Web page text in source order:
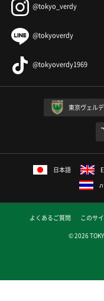
@tokyo_verdy
@tokyoverdy
@tokyoverdy1969
東京ヴェル
日本語
よくあるご質問 このサ
© 2026